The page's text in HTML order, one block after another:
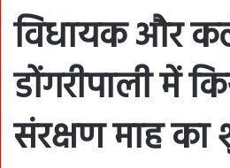
विधायक और
डोंगरीपाली में
संरक्षण माह का